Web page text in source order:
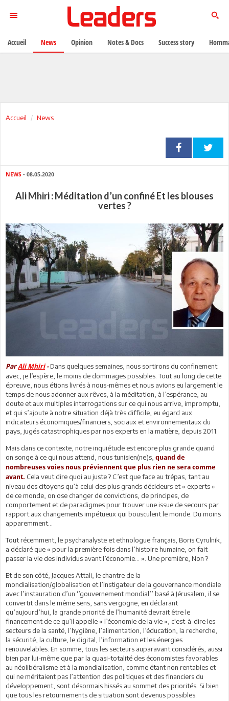
Accueil News
NEWS - 08.05.2020
Ali Mhiri : Méditation d’un confiné Et les blouses
vertes ?
ParAli Mhiri-Dans quelques semaines, nous sortirons du confinement
avec, je l’espère, le moins de dommages possibles. Tout au long de cette
épreuve, nous étions livrés à nous-mêmes et nous avions eu largement le
temps de nous adonner aux rêves, à la méditation, à l’espérance, au
doute et aux multiples interrogations sur ce qui nous arrive, impromptu,
et qui s’ajoute à notre situation déjà très difficile, eu égard aux
indicateurs économiques/financiers, sociaux et environnementaux du
pays, jugés catastrophiques par nos experts en la matière, depuis 2011.
Mais dans ce contexte, notre inquiétude est encore plus grande quand
on songe à ce qui nous attend, nous tunisien(ne)s, quand de
nombreuses voies nous préviennent que plus rien ne sera comme
avant. Cela veut dire quoi au juste ? C’est que face au trépas, tant au
niveau des citoyens qu’à celui des plus grands décideurs et « experts »
de ce monde, on ose changer de convictions, de principes, de
comportement et de paradigmes pour trouver une issue de secours par
rapport aux changements impétueux qui bousculent le monde. Du moins
apparemment…
Tout récemment, le psychanalyste et ethnologue français, Boris Cyrulnik,
a déclaré que « pour la première fois dans l’histoire humaine, on fait
passer la vie des individus avant l’économie… ». Une première, Non ?
Et de son côté, Jacques Attali, le chantre de la
mondialisation/globalisation et l’instigateur de la gouvernance mondiale
avec l’instauration d’un ‘’gouvernement mondial’’ basé à Jérusalem, il se
convertit dans le même sens, sans vergogne, en déclarant
qu’aujourd’hui, la grande priorité de l’humanité devrait être le
financement de ce qu’il appelle « l’économie de la vie », c'est-à-dire les
secteurs de la santé, l’hygiène, l’alimentation, l’éducation, la recherche,
la sécurité, la culture, le digital, l’information et les énergies
renouvelables. En somme, tous les secteurs auparavant considérés, aussi
bien par lui-même que par la quasi-totalité des économistes favorables
au néolibéralisme et à la mondialisation, comme étant non rentables et
qui ne méritaient pas l’attention des politiques et des financiers du
développement, sont désormais hissés au sommet des priorités. Si bien
que tous les retournements de situation sont devenus possibles.
Accueil News Opinion Notes & Docs Success story